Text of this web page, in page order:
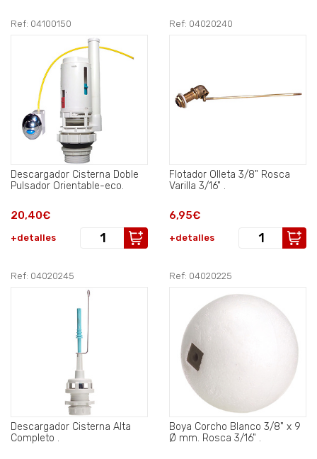
Ref: 04100150
Descargador Cisterna Doble
Pulsador Orientable-eco.
20,40€
+detalles
Ref: 04020240
Flotador Olleta 3/8" Rosca
Varilla 3/16" .
6,95€
+detalles
Ref: 04020245
Descargador Cisterna Alta
Completo .
Ref: 04020225
Boya Corcho Blanco 3/8" x 9
Ø mm. Rosca 3/16" .